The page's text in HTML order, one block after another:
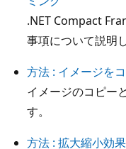
.NET Compact
事項について説明
方法 : イメージを
イメージのコピー
す。
方法 : 拡大縮小効